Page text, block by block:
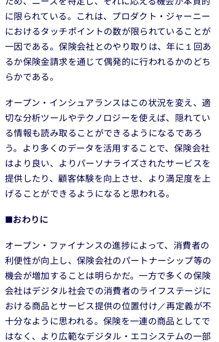
に限られている。これは、プロダクト・ジャーニー
におけるタッチポイントの数が限られていることが
一因である。保険会社とのやり取りは、年に１回あ
るか保険金請求を通じて偶発的に行われるかのどち
らかである。
オープン・インシュアランスはこの状況を変え、適
切な分析ツールやテクノロジーを使えば、隠れてい
る情報も読み取ることができるようになるであろ
う。より多くのデータを活用することで、保険会社
はより良い、よりパーソナライズされたサービスを
提供したり、顧客体験を向上させ、より満足度を上
げることができるようになると思われる。
おわりに
オープン・ファイナンスの進捗によって、消費者の
利便性が向上し、保険会社のパートナーシップ等の
機会が増加することは明らかだ。一方で多くの保険
会社はデジタル社会での消費者のライフステージに
おける商品とサービス提供の位置付け／再定義が不
十分なように思われる。保険を一連の商品としてで
はなく、より広範なデジタル・エコシステムの一部